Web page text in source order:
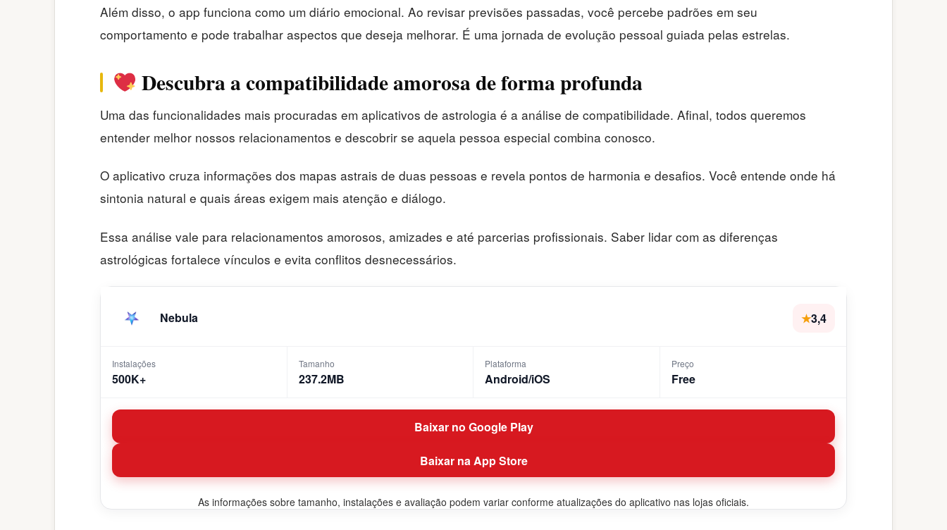
Além disso, o app funciona como um diário emocional. Ao revisar previsões passadas, você percebe padrões em seu
comportamento e pode trabalhar aspectos que deseja melhorar. É uma jornada de evolução pessoal guiada pelas estrelas.
Descubra a compatibilidade amorosa de forma profunda
Uma das funcionalidades mais procuradas em aplicativos de astrologia é a análise de compatibilidade. Afinal, todos queremos
entender melhor nossos relacionamentos e descobrir se aquela pessoa especial combina conosco.
O aplicativo cruza informações dos mapas astrais de duas pessoas e revela pontos de harmonia e desafios. Você entende onde há
sintonia natural e quais áreas exigem mais atenção e diálogo.
Essa análise vale para relacionamentos amorosos, amizades e até parcerias profissionais. Saber lidar com as diferenças
astrológicas fortalece vínculos e evita conflitos desnecessários.
Nebula ★3,4
Instalações
500K+
Tamanho
237.2MB
Plataforma
Android/iOS
Preço
Free
Baixar no Google Play
Baixar na App Store
As informações sobre tamanho, instalações e avaliação podem variar conforme atualizações do aplicativo nas lojas oficiais.